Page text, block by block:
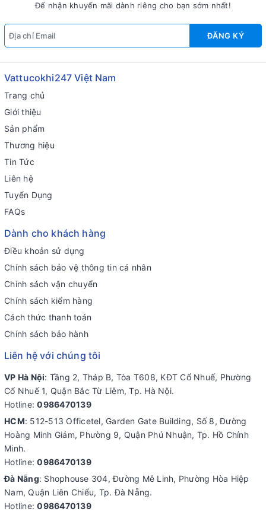
Để nhận khuyến mãi dành riêng cho bạn sớm nhất!
ĐĂNG KÝ
Vattucokhi247 Việt Nam
Trang chủ
Giới thiệu
Sản phẩm
Thương hiệu
Tin Tức
Liên hệ
Tuyển Dụng
FAQs
Dành cho khách hàng
Điều khoản sử dụng
Chính sách bảo vệ thông tin cá nhân
Chính sách vận chuyển
Chính sách kiểm hàng
Cách thức thanh toán
Chính sách bảo hành
Liên hệ với chúng tôi
VP Hà Nội: Tầng 2, Tháp B, Tòa T608, KĐT Cổ Nhuế, Phường
Cổ Nhuế 1, Quận Bắc Từ Liêm, Tp. Hà Nội.
Hotline:0986470139
HCM: 512-513 Officetel, Garden Gate Building, Số 8, Đường
Hoàng Minh Giám, Phường 9, Quận Phú Nhuận, Tp. Hồ Chính
Minh.
Hotline:0986470139
Đà Nẵng: Shophouse 304, Đường Mê Linh, Phường Hòa Hiệp
Nam, Quận Liên Chiểu, Tp. Đà Nẵng.
Hotline:0986470139